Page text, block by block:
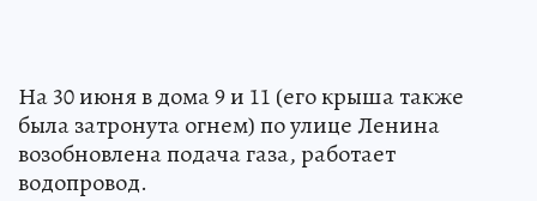
На 30 июня в дома 9 и 11 (его крыша также
была затронута огнем) по улице Ленина
возобновлена подача газа, работает
водопровод.